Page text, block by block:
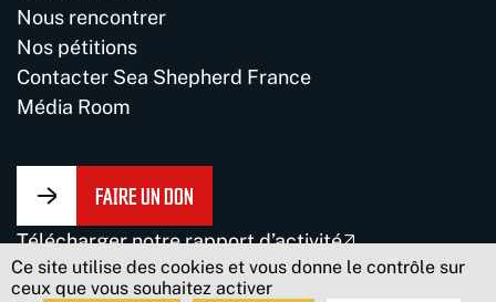
Nous rencontrer
Nos pétitions
Contacter Sea Shepherd France
Média Room
FAIRE UN DON
Télécharger notre rapport d’activité
Mentions légalesPolitique de confidentialitéPlan du site
Made by Super©olor
Ce site utilise des cookies et vous donne le contrôle sur
ceux que vous souhaitez activer